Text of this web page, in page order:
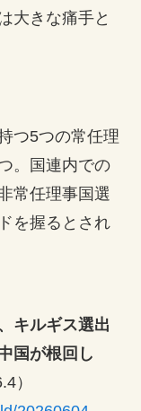
大きな痛手と
つ5つの常任理
。国連内での
常任理事国選
を握るとされ
キルギス選出
国が根回し
）